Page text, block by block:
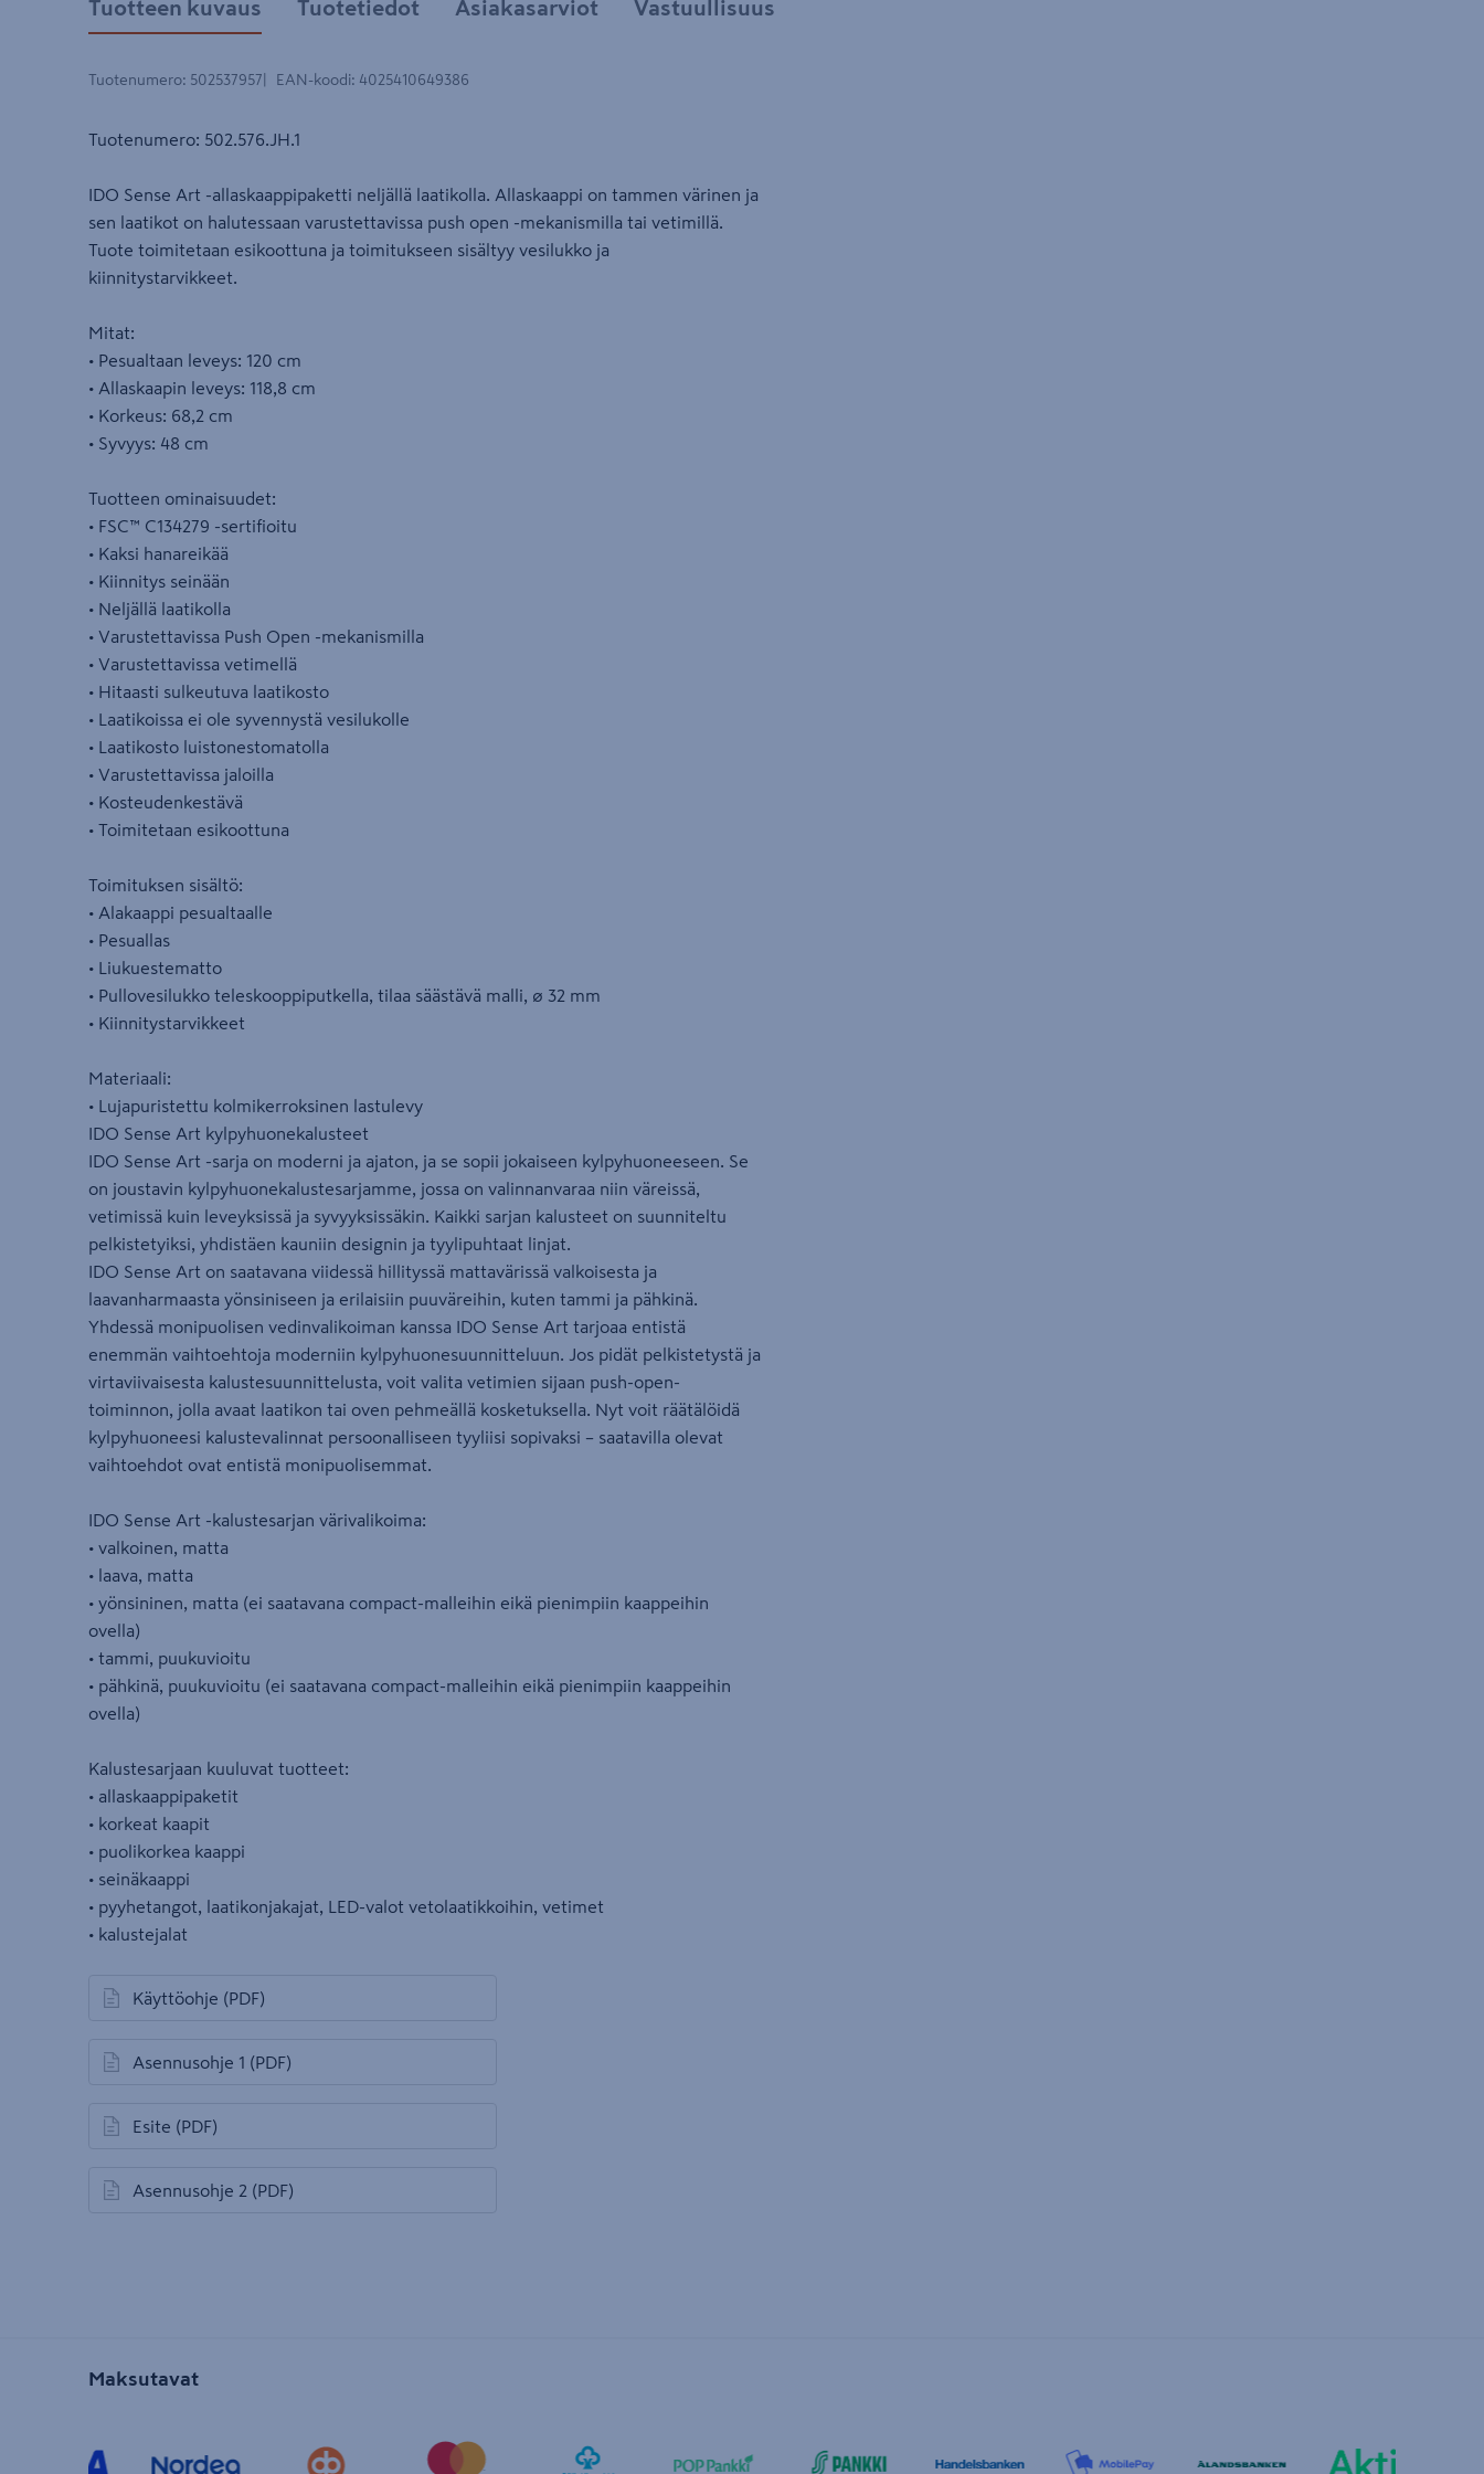
Tuotteen kuvaus Tuotetiedot Asiakasarviot Vastuullisuus
Tuotenumero: 502537957 EAN-koodi: 4025410649386
Tuotenumero: 502.576.JH.1
IDO Sense Art -allaskaappipaketti neljällä laatikolla. Allaskaappi on tammen värinen ja
sen laatikot on halutessaan varustettavissa push open -mekanismilla tai vetimillä.
Tuote toimitetaan esikoottuna ja toimitukseen sisältyy vesilukko ja
kiinnitystarvikkeet.
Mitat:
• Pesualtaan leveys: 120 cm
• Allaskaapin leveys: 118,8 cm
• Korkeus: 68,2 cm
• Syvyys: 48 cm
Tuotteen ominaisuudet:
• FSC™ C134279 -sertifioitu
• Kaksi hanareikää
• Kiinnitys seinään
• Neljällä laatikolla
• Varustettavissa Push Open -mekanismilla
• Varustettavissa vetimellä
• Hitaasti sulkeutuva laatikosto
• Laatikoissa ei ole syvennystä vesilukolle
• Laatikosto luistonestomatolla
• Varustettavissa jaloilla
• Kosteudenkestävä
• Toimitetaan esikoottuna
Toimituksen sisältö:
• Alakaappi pesualtaalle
• Pesuallas
• Liukuestematto
• Pullovesilukko teleskooppiputkella, tilaa säästävä malli, ø 32 mm
• Kiinnitystarvikkeet
Materiaali:
• Lujapuristettu kolmikerroksinen lastulevy
IDO Sense Art kylpyhuonekalusteet
IDO Sense Art -sarja on moderni ja ajaton, ja se sopii jokaiseen kylpyhuoneeseen. Se
on joustavin kylpyhuonekalustesarjamme, jossa on valinnanvaraa niin väreissä,
vetimissä kuin leveyksissä ja syvyyksissäkin. Kaikki sarjan kalusteet on suunniteltu
pelkistetyiksi, yhdistäen kauniin designin ja tyylipuhtaat linjat.
IDO Sense Art on saatavana viidessä hillityssä mattavärissä valkoisesta ja
laavanharmaasta yönsiniseen ja erilaisiin puuväreihin, kuten tammi ja pähkinä.
Yhdessä monipuolisen vedinvalikoiman kanssa IDO Sense Art tarjoaa entistä
enemmän vaihtoehtoja moderniin kylpyhuonesuunnitteluun. Jos pidät pelkistetystä ja
virtaviivaisesta kalustesuunnittelusta, voit valita vetimien sijaan push-open-
toiminnon, jolla avaat laatikon tai oven pehmeällä kosketuksella. Nyt voit räätälöidä
kylpyhuoneesi kalustevalinnat persoonalliseen tyyliisi sopivaksi – saatavilla olevat
vaihtoehdot ovat entistä monipuolisemmat.
IDO Sense Art -kalustesarjan värivalikoima:
• valkoinen, matta
• laava, matta
• yönsininen, matta (ei saatavana compact-malleihin eikä pienimpiin kaappeihin
ovella)
• tammi, puukuvioitu
• pähkinä, puukuvioitu (ei saatavana compact-malleihin eikä pienimpiin kaappeihin
ovella)
Kalustesarjaan kuuluvat tuotteet:
• allaskaappipaketit
• korkeat kaapit
• puolikorkea kaappi
• seinäkaappi
• pyyhetangot, laatikonjakajat, LED-valot vetolaatikkoihin, vetimet
• kalustejalat
Käyttöohje (PDF)
avautuu uuteen välilehteen
Asennusohje 1 (PDF)
avautuu uuteen välilehteen
Esite (PDF)
avautuu uuteen välilehteen
Asennusohje 2 (PDF)
avautuu uuteen välilehteen
Maksutavat